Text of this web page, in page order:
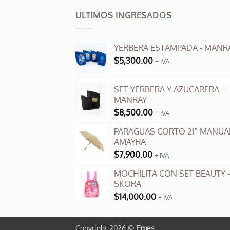
elegir
de
ULTIMOS INGRESADOS
YERBERA ESTAMPADA -
$5,300.00 + IVA
SET YERBERA Y AZUCARERA -
MANRAY
$8,500.00 + IVA
PARAGUAS CORTO 21"
AMAYRA
$7,900.00 + IVA
MOCHILITA CON SET BEAUTY -
SKORA
$14,000.00 + IVA
Copyright 2026 © Emes